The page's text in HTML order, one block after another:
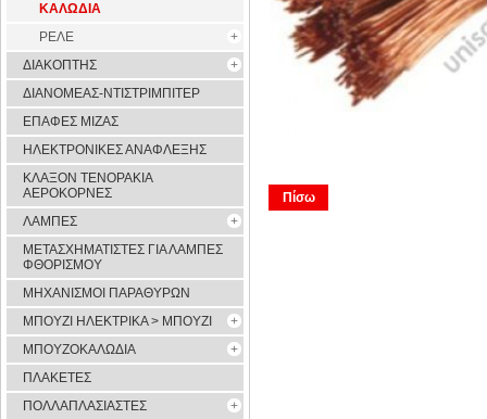
Πίσω
ΚΑΛΩΔΙΑ
ΡΕΛΕ
ΔΙΑΚΟΠΤΗΣ
ΔΙΑΝΟΜΕΑΣ-ΝΤΙΣΤΡΙΜΠΙΤΕΡ
ΕΠΑΦΕΣ ΜΙΖΑΣ
ΗΛΕΚΤΡΟΝΙΚΕΣ ΑΝΑΦΛΕΞΗΣ
ΚΛΑΞΟΝ ΤΕΝΟΡΑΚΙΑ
ΑΕΡΟΚΟΡΝΕΣ
ΛΑΜΠΕΣ
ΜΕΤΑΣΧΗΜΑΤΙΣΤΕΣ ΓΙΑ ΛΑΜΠΕΣ
ΦΘΟΡΙΣΜΟΥ
ΜΗΧΑΝΙΣΜΟΙ ΠΑΡΑΘΥΡΩΝ
ΜΠΟΥΖΙ ΗΛΕΚΤΡΙΚΑ > ΜΠΟΥΖΙ
ΜΠΟΥΖΟΚΑΛΩΔΙΑ
ΠΛΑΚΕΤΕΣ
ΠΟΛΛΑΠΛΑΣΙΑΣΤΕΣ